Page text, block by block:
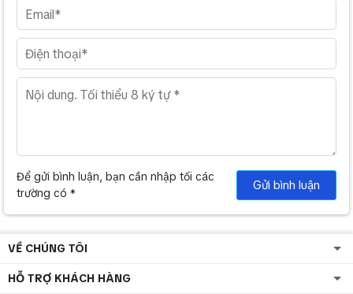
R-100SW cung cấp chức năng cắt tần, đảo pha
Klipsch R-100SW được trang bị các núm điều khiển để có thể cắt
tần hoặc đảo phase , chỉnh low pass. Nhờ vậy, Điểm cắt tần giao
thoa sóng với loa front có thể được thay đổi phù hợp nhất.
Với mức giá thành hợp lý, Klipsch R-100SW 150W chắc chắn là 1 sự
KLIPSCH.
Để gửi bình luận, bạn cần nhập tối các
trường có *
Gửi bình luận
VỀ CHÚNG TÔI
HỖ TRỢ KHÁCH HÀNG